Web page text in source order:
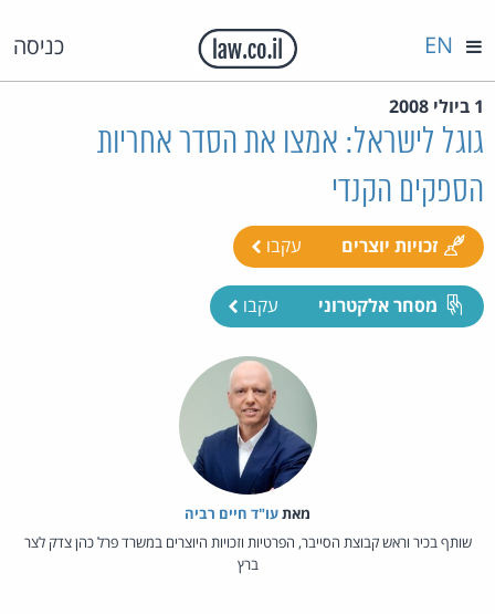
כניסה EN
1 ביולי 2008
גוגל לישראל: אמצו את הסדר אחריות
הספקים הקנדי
זכויות יוצרים עקבו
מסחר אלקטרוני עקבו
מאת‏עו"ד חיים רביה
שותף בכיר וראש קבוצת הסייבר, הפרטיות וזכויות היוצרים במשרד פרל כהן צדק לצר
ברץ